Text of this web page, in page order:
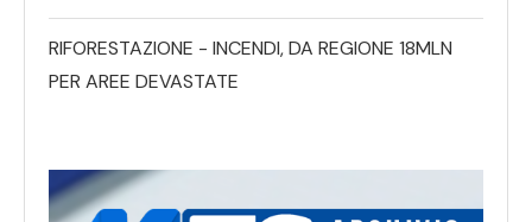
RIFORESTAZIONE - INCENDI, DA REGIONE 18MLN
PER AREE DEVASTATE